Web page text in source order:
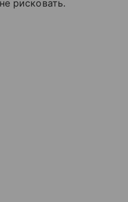
рисковать.